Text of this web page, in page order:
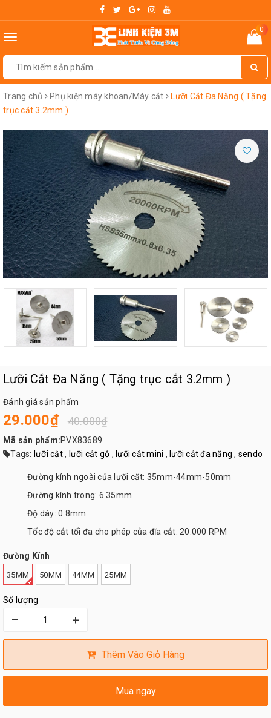
Toggle
0
Trang chủ Phụ kiện máy khoan/Máy cắt
Lưỡi Cắt Đa Năng ( Tặng
trục cắt 3.2mm )
Lưỡi Cắt Đa Năng ( Tặng trục cắt 3.2mm )
Đánh giá sản phẩm
29.000₫ 40.000₫
Mã sản phẩm:PVX83689
Tags: lưỡi cắt , lưỡi cắt gỗ , lưỡi cắt mini , lưỡi cắt đa năng , sendo
Đường kính ngoài của lưỡi căt: 35mm-44mm-50mm
Đường kính trong: 6.35mm
Độ dày: 0.8mm
Tốc độ cắt tối đa cho phép của đĩa cắt: 20.000 RPM
Đường Kính
35MM 50MM 44MM 25MM
Số lượng
– +
Thêm Vào Giỏ Hàng
Mua ngay